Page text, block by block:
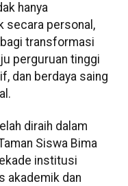
hanya
secara personal,
transformasi
perguruan tinggi
dan berdaya saing
diraih dalam
Siswa Bima
institusi
akademik dan